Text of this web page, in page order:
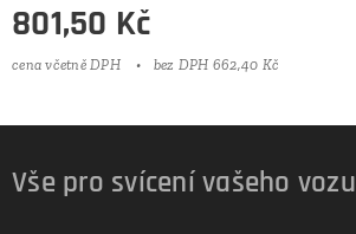
801,50 Kč
cena včetně DPH bez DPH 662,40 Kč
Vše pro svícení vašeho vozu